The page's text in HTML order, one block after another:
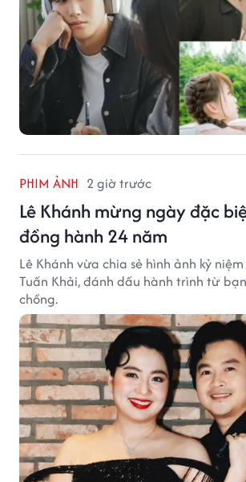
PHIM ẢNH 2 giờ trước
Lê Khánh mừng ngày đặc
đồng hành 24 năm
Lê Khánh vừa chia sẻ hình ảnh kỷ
Tuấn Khải, đánh dấu hành trình từ
chồng.